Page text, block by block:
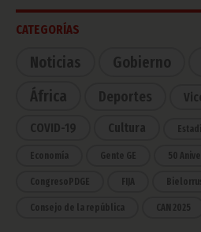
CATEGORÍAS
Noticias Gobierno
África
Deportes
COVID-19 Cultura
Economía Gente GE 50
CongresoPDGE FIJA
Consejo de la república CAN 2025